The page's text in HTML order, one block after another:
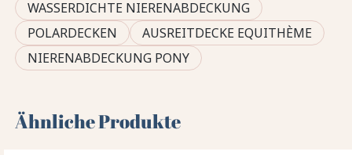
WASSERDICHTE NIERENABDECKUNG
POLARDECKEN
AUSREITDECKE EQUITHÈME
NIERENABDECKUNG PONY
Ähnliche Produkte